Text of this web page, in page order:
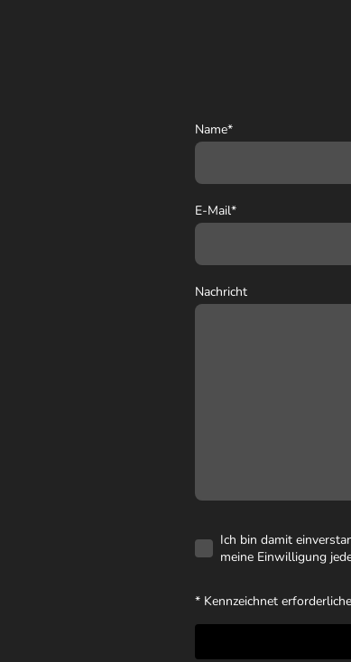
Name*
E-Mail*
Nachricht
Ich bin damit
meine Einwilligung
* Kennzeichnet